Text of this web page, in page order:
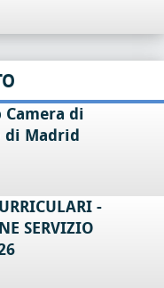
Camera di
di Madrid
-
SERVIZIO